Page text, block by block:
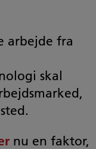
arbejde fra
skal
nu en faktor,